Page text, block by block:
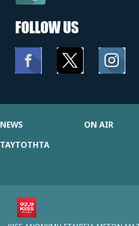
FOLLOW US
NEWS ON AIR
ΤΑΥΤΟΤΗΤΑ